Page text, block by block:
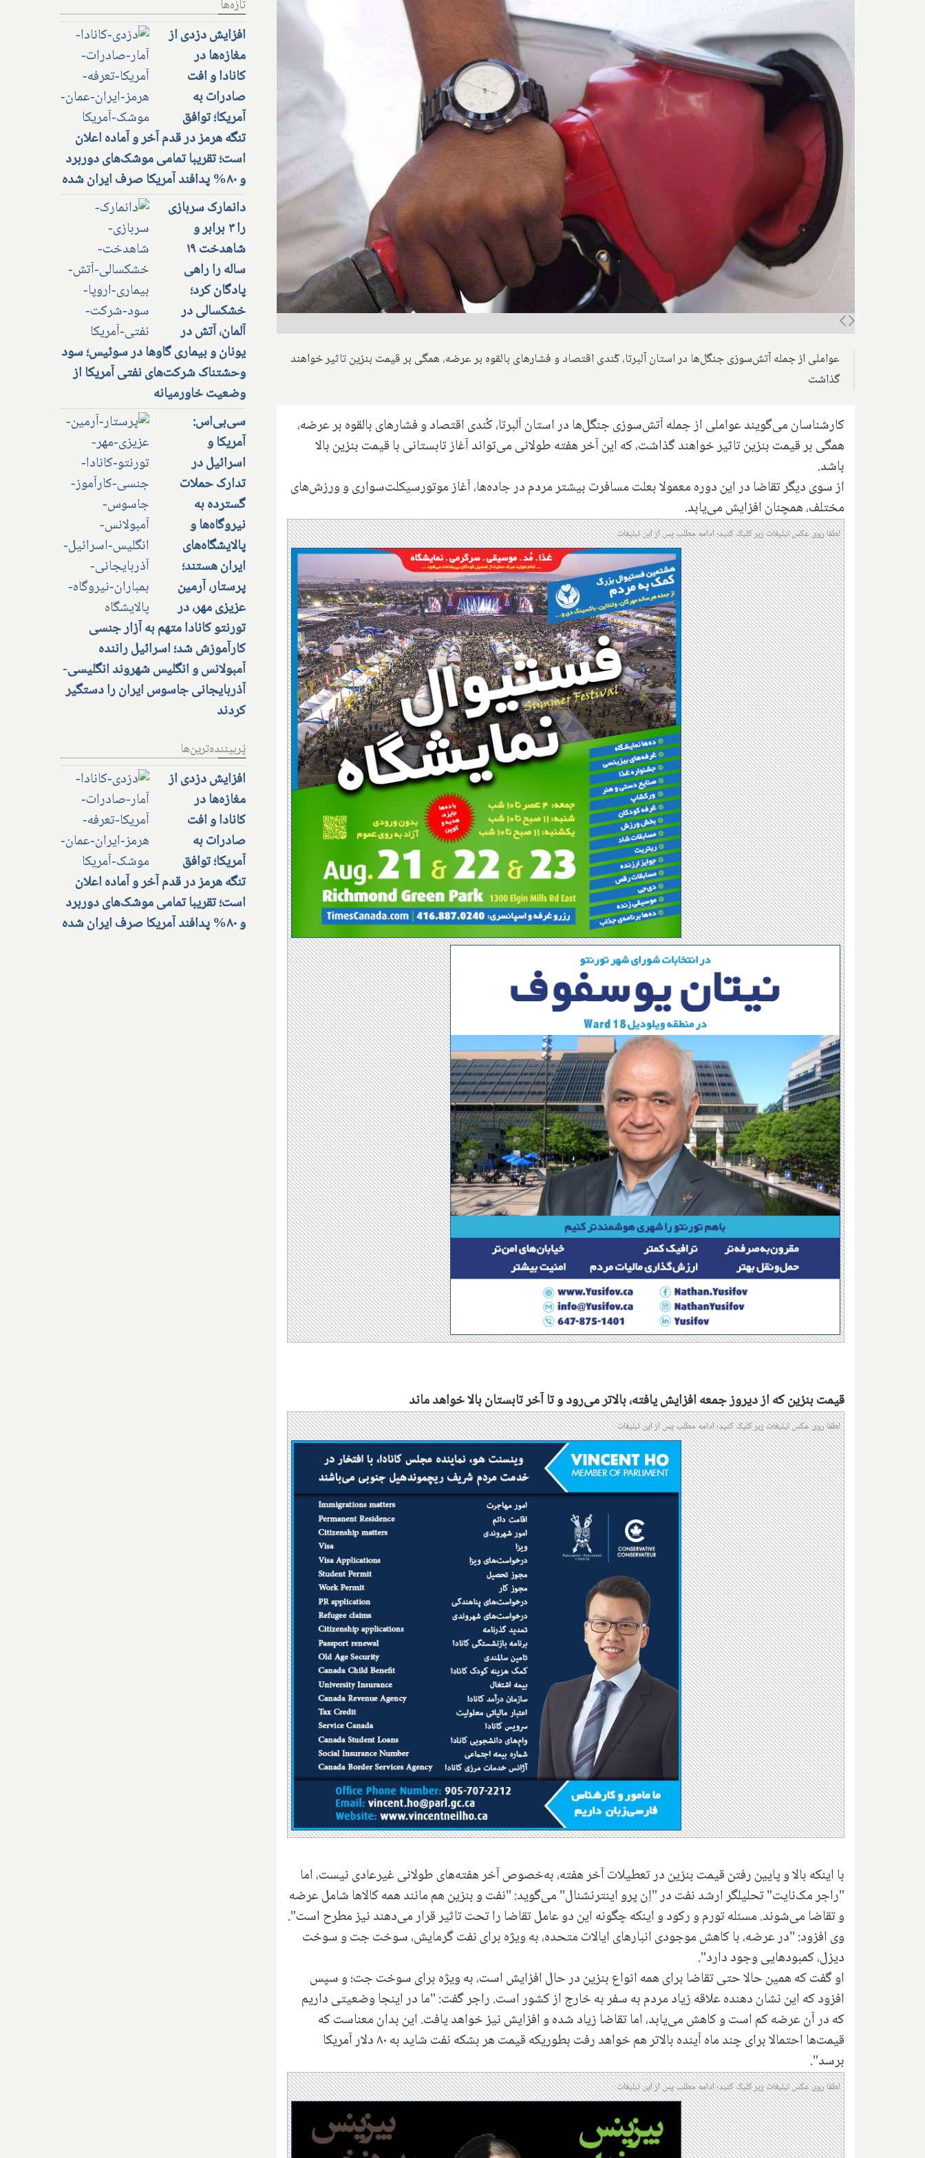
عواملی از جمله آتش‌سوزی جنگل‌ها در استان آلبرتا، کُندی اقتصاد و فشارهای بالقوه بر عرضه، همگی بر قیمت بنزین تاثیر خواهند
گذاشت
کارشناسان می‌گویند عواملی از جمله آتش‌سوزی جنگل‌ها در استان آلبرتا، کُندی اقتصاد و فشارهای بالقوه بر عرضه،
همگی بر قیمت بنزین تاثیر خواهند گذاشت، که این آخر هفته طولانی می‌تواند آغاز تابستانی با قیمت بنزین بالا
باشد.
از سوی دیگر تقاضا در این دوره معمولا بعلت مسافرت بیشتر مردم در جاده‌ها، آغاز موتورسیکلت‌سواری و ورزش‌های
مختلف، همچنان افزایش می‌یابد.
لطفا روی عکس تبلیغات زیر کلیک کنید؛ ادامه مطلب پس از این تبلیغات
قیمت بنزین که از دیروز جمعه افزایش یافته، بالاتر می‌رود و تا آخر تابستان بالا خواهد ماند
لطفا روی عکس تبلیغات زیر کلیک کنید؛ ادامه مطلب پس از این تبلیغات
با اینکه بالا و پایین رفتن قیمت بنزین در تعطیلات آخر هفته، به‌خصوص آخر هفته‌های طولانی غیرعادی نیست، اما
"راجر مک‌نایت" تحلیلگر ارشد نفت در "اِن پرو اینترنشنال" می‌گوید: "نفت و بنزین هم مانند همه کالاها شامل عرضه
و تقاضا می‌شوند. مسئله تورم و رکود و اینکه چگونه این دو عامل تقاضا را تحت تاثیر قرار می‌دهند نیز مطرح است".
وی افزود: "در عرضه، با کاهش موجودی انبارهای ایالات متحده، به ویژه برای نفت گرمایش، سوخت جت و سوخت
دیزل، کمبودهایی وجود دارد".
او گفت که همین حالا حتی تقاضا برای همه انواع بنزین در حال افزایش است، به ویژه برای سوخت جت؛ و سپس
افزود که این نشان دهنده علاقه زیاد مردم به سفر به خارج از کشور است. راجر گفت: "ما در اینجا وضعیتی داریم
که در آن عرضه کم است و کاهش می‌یابد، اما تقاضا زیاد شده و افزایش نیز خواهد یافت. این بدان معناست که
قیمت‌ها احتمالا برای چند ماه آینده بالاتر هم خواهد رفت بطوریکه قیمت هر بشکه نفت شاید به ۸۰ دلار آمریکا
برسد".
لطفا روی عکس تبلیغات زیر کلیک کنید؛ ادامه مطلب پس از این تبلیغات
تازه‌ها
افزایش دزدی از
مغازه‌ها در
کانادا و افت
صادرات به
آمریکا؛ توافق
تنگه هرمز در قدم آخر و آماده اعلان
است؛ تقریبا تمامی موشک‌های دوربرد
و ۸۰% پدافند آمریکا صرف ایران شده
دانمارک سربازی
را ۳ برابر و
شاهدخت ۱۹
ساله را راهی
پادگان کرد؛
خشکسالی در
آلمان، آتش در
یونان و بیماری گاوها در سوئیس؛ سود
وحشتناک شرکت‌های نفتی آمریکا از
وضعیت خاورمیانه
سی‌بی‌اس:
آمریکا و
اسرائیل در
تدارک حملات
گسترده به
نیروگاه‌ها و
پالایشگاه‌های
ایران هستند؛
پرستار، آرمین
عزیزی مهر، در
تورنتو کانادا متهم به آزار جنسی
کارآموزش شد؛ اسرائیل راننده
آمبولانس و انگلیس شهروند انگلیسی-
آذربایجانی جاسوس ایران را دستگیر
کردند
پُربیننده‌ترین‌ها
افزایش دزدی از
مغازه‌ها در
کانادا و افت
صادرات به
آمریکا؛ توافق
تنگه هرمز در قدم آخر و آماده اعلان
است؛ تقریبا تمامی موشک‌های دوربرد
و ۸۰% پدافند آمریکا صرف ایران شده